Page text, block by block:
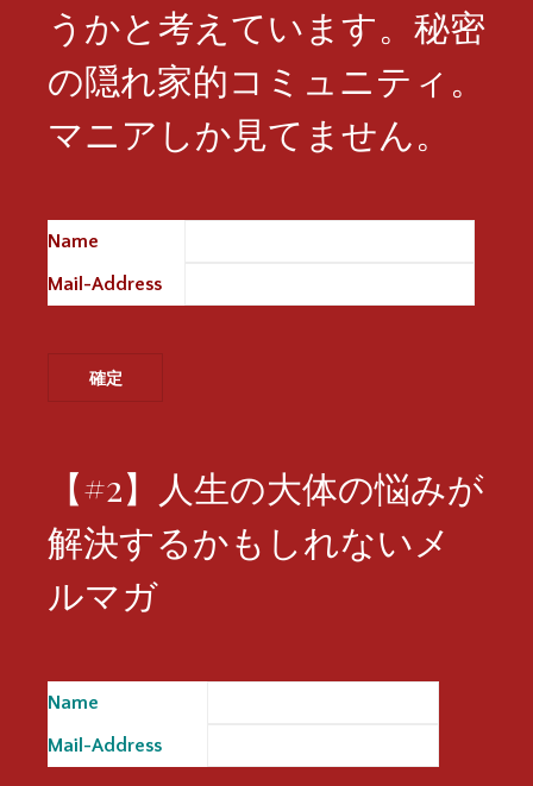
うかと考えています。秘密
の隠れ家的コミュニティ。
マニアしか見てません。
Name
Mail-Address
【#2】人生の大体の悩みが
解決するかもしれないメ
ルマガ
Name
Mail-Address